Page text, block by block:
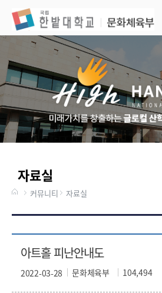
자료실
커뮤니티 자료실
아트홀 피난안내도
문화체육부 104,494
2022-03-28